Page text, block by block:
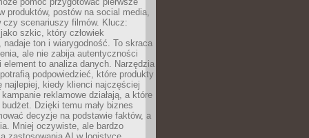
produktów, postów na social media,
czy scenariuszy filmów. Klucz:
szkic, który człowiek
nadaje ton i wiarygodność. To skraca
ale nie zabija autentyczności
element to analiza danych. Narzędzia
podpowiedzieć, które produkty
najlepiej, kiedy klienci najczęściej
reklamowe działają, a które
Dzięki temu mały biznes
decyzje na podstawie faktów, a
Mniej oczywiste, ale bardzo